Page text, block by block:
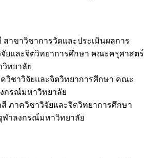
สาขาวิชาการวัดและประเมินผลการ
ยและจิตวิทยาการศึกษา คณะครุศาสตร์
ทยาลัย
วิชาวิจัยและจิตวิทยาการศึกษา คณะ
กรณ์มหาวิทยาลัย
สี ภาควิชาวิจัยและจิตวิทยาการศึกษา
าลงกรณ์มหาวิทยาลัย